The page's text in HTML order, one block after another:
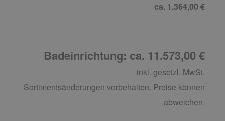
ca. 1.364,00 €
Badeinrichtung: ca. 11.573,00 €
inkl. gesetzl. MwSt.
Sortimentsänderungen vorbehalten. Preise können
abweichen.